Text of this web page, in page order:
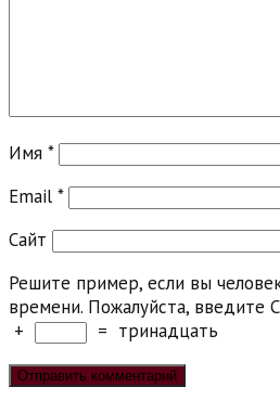
Имя *
Email *
Сайт
Решите пример, если вы
времени. Пожалуйста, введите
+
= тринадцать